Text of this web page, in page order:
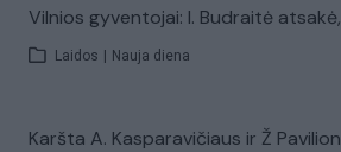
Vilnios gyventojai: I. Budraitė
Laidos Nauja diena
Karšta A. Kasparavičiaus ir Ž